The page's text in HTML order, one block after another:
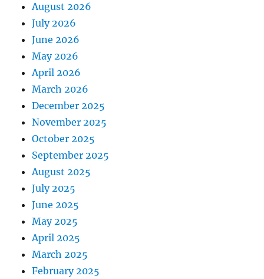
August 2026
July 2026
June 2026
May 2026
April 2026
March 2026
December 2025
November 2025
October 2025
September 2025
August 2025
July 2025
June 2025
May 2025
April 2025
March 2025
February 2025